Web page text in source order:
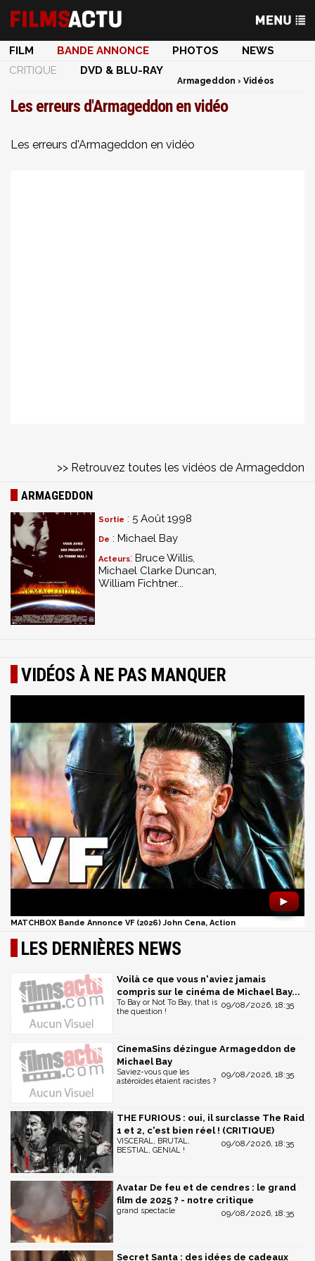
FILM BANDE ANNONCE PHOTOS
NEWS
CRITIQUE
DVD & BLU-RAY
Armageddon › Vidéos
Les erreurs d'Armageddon en vidéo
Les erreurs d'Armageddon en vidéo
>> Retrouvez toutes les vidéos de Armageddon
ARMAGEDDON
Sortie : 5 Août 1998
De : Michael Bay
Acteurs: Bruce Willis,
Michael Clarke Duncan,
William Fichtner...
VIDÉOS À NE PAS MANQUER
►
MATCHBOX Bande Annonce VF (2026) John Cena, Action
LES DERNIÈRES NEWS
Voilà ce que vous n'aviez jamais
compris sur le cinéma de Michael Bay...
09/08/2026, 18:35
To Bay or Not To Bay, that is
the question !
CinemaSins dézingue Armageddon de
Michael Bay
09/08/2026, 18:35
Saviez-vous que les
astéroïdes étaient racistes ?
THE FURIOUS : oui, il surclasse The Raid
1 et 2, c'est bien réel ! (CRITIQUE)
09/08/2026, 18:35
VISCERAL, BRUTAL,
BESTIAL, GENIAL !
Avatar De feu et de cendres : le grand
film de 2025 ? - notre critique
09/08/2026, 18:35
grand spectacle
Secret Santa : des idées de cadeaux